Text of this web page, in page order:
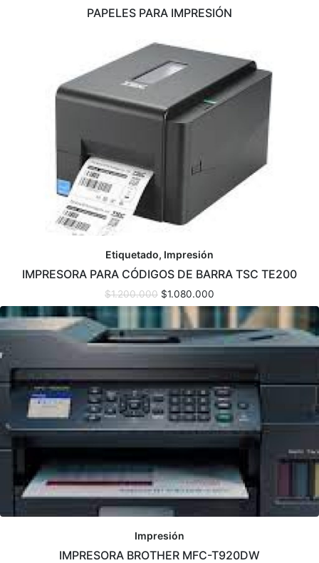
PAPELES PARA IMPRESIÓN
Etiquetado, Impresión
IMPRESORA PARA CÓDIGOS DE BARRA TSC TE200
$1.200.000 $1.080.000
Impresión
IMPRESORA BROTHER MFC-T920DW